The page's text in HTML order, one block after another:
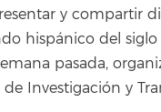
y compartir
hispánico del
pasada,
Investigación y